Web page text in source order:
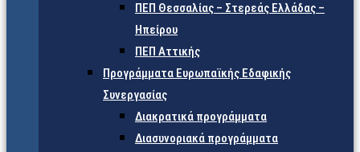
ΠΕΠ Θεσσαλίας – Στερεάς Ελλάδας –
Ηπείρου
ΠΕΠ Αττικής
Προγράμματα Ευρωπαϊκής Εδαφικής
Συνεργασίας
Διακρατικά προγράμματα
Διασυνοριακά προγράμματα